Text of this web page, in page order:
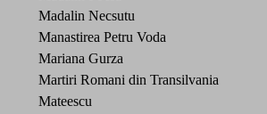
Madalin Necsutu
Manastirea Petru Voda
Mariana Gurza
Martiri Romani din Transilvania
Mateescu